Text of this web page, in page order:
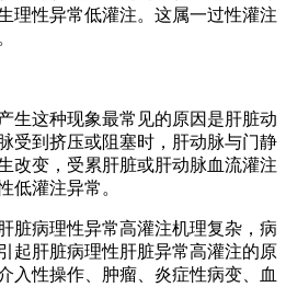
理性异常低灌注。这属一过性灌注
。
生这种现象最常见的原因是肝脏动
受到挤压或阻塞时，肝动脉与门静
改变，受累肝脏或肝动脉血流灌注
性低灌注异常。
脏病理性异常高灌注机理复杂，病
起肝脏病理性肝脏异常高灌注的原
入性操作、肿瘤、炎症性病变、血